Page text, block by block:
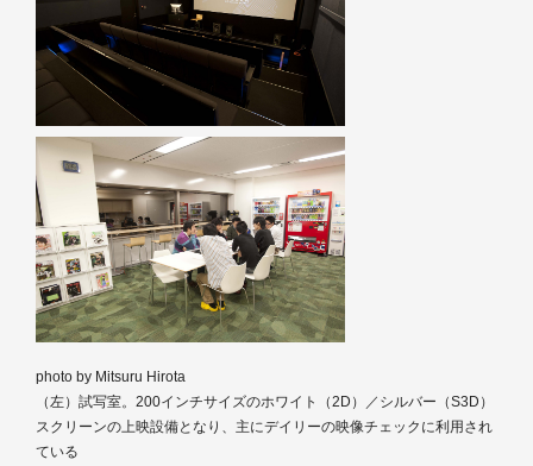
photo by Mitsuru Hirota
（左）試写室。200インチサイズのホワイト（2D）／シルバー（S3D）
スクリーンの上映設備となり、主にデイリーの映像チェックに利用され
ている